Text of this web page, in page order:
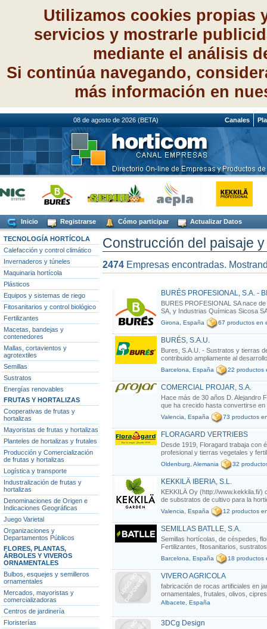
Utilizamos cookies propias
servicios y mostrarle
mediante el análisis
Si continúa navegando,
más información en
08 de agosto de 2026 (BETA) Canales
Inicio Registrarse Cómo participar Actualizar Datos
TECNOLOGÍA HORTÍCOLA
Calefacción y control climático
Invernaderos y túneles
Maquinaria hortícola
Plásticos
Equipos y sistemas de riego
Fitosanitarios y control biológico
Fertilizantes
Macetas, bandejas y
contenedores
Mallas, cortavientos y
agrotextiles
Semillas
Sustratos
Energías renovables
FRUTAS Y HORTALIZAS
Cooperativas de frutas y
hortalizas
Mayoristas de frutas y hortalizas
Planteles de hortalizas y frutales
Producción y Comercialización
de frutas y hortalizas
Logística y transporte
Industralización de frutas y
hortalizas
Denominaciones de Origen e
Indicaciones Geográficas
Juego Varietal
Organizaciones y
Departamentos Públicos
FLORES, PLANTAS,
ÁRBOLES Y VIVEROS
ORNAMENTALES
Bulbos, esquejes y semilleros
ornamentales
Mercados, mayoristas y
comercializadoras
Centros de jardinería
Floristerías
Construcción del paisaje
2474 Empresas encontradas.
BURÉS PROFESIONAL, S.A. -
BURES PROFESIONAL SA nace
SA, y Industrias Químicas Sicosa
Girona, España 67 productos en
BURÉS, S.A.U.
Bures, S.A.U. - Sustratos y tierras
contribuido ampliamente al
Barcelona, España 22 productos
COMERCIAL PROJAR, S.A.
Hace más de 30 años D. Alejandro
que ha crecido hasta convertirse
Valencia, España 73 productos
FLORAGARD VERTRIEBS
Desde 1919, Floragard trabaja con
profesional y tierras vegetales y
Oldenburg, Alemania 32
KEKKILÄ IBERIA, S.L.
KEKKILÄ Oy (http://www.kekkila.fi/
de substratos de cultivo para la
Valencia, España 12 productos
SEMILLAS BATLLE, S.A.
Semillas hortícolas, de céspedes,
Fertilizantes, fitosanitarios,
Barcelona, España 18 productos
VIVERO AGRICOLA
fabricación de rocas artificiales en
ornamentales, frutales, olivos,
Albacete, España
3DCg Design